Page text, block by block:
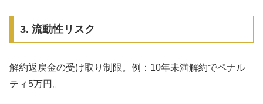
3. 流動性リスク
解約返戻金の受け取り制限。例：10年未満解約でペナル
ティ5万円。